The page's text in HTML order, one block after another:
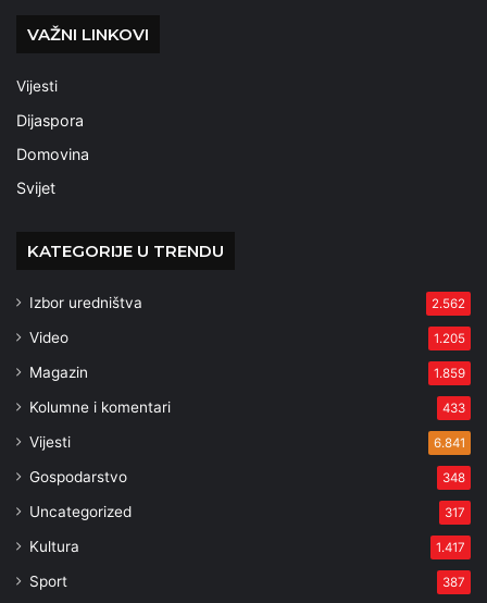
VAŽNI LINKOVI
Vijesti
Dijaspora
Domovina
Svijet
KATEGORIJE U TRENDU
Izbor uredništva 2.562
Video 1.205
Magazin 1.859
Kolumne i komentari 433
Vijesti 6.841
Gospodarstvo 348
Uncategorized 317
Kultura 1.417
Sport 387